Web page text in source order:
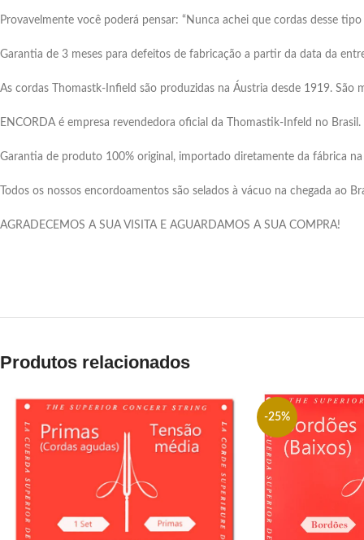
Provavelmente você poderá pensar: “Nunca achei que cordas desse
Garantia de 3 meses para defeitos de fabricação a partir da data da
As cordas Thomastk-Infield são produzidas na Áustria desde 1919.
ENCORDA é empresa revendedora oficial da Thomastik-Infeld no Brasil.
Garantia de produto 100% original, importado diretamente da fábrica
Todos os nossos encordoamentos são selados à vácuo na chegada
AGRADECEMOS A SUA VISITA E AGUARDAMOS A SUA COMPRA!
Produtos relacionados
-25%